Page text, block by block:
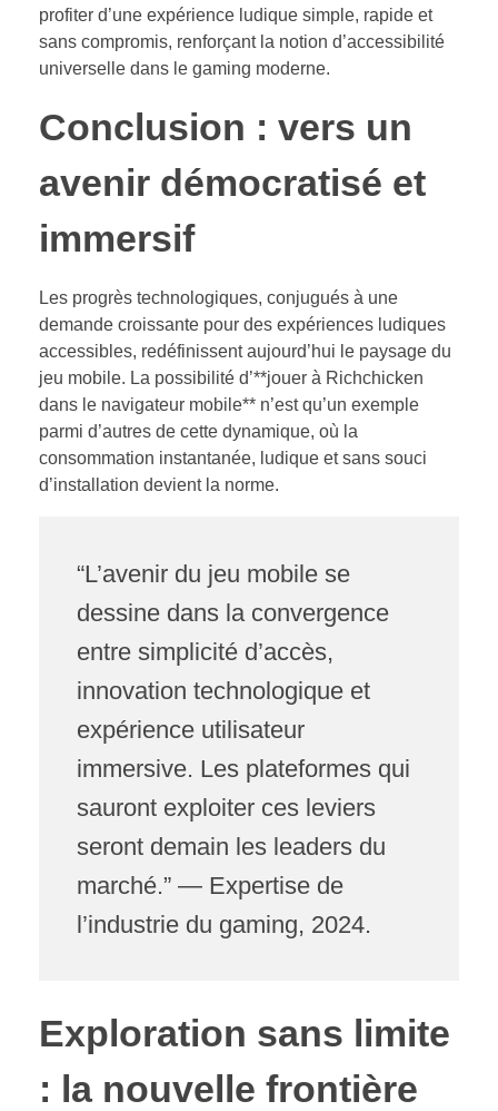
profiter d’une expérience ludique simple, rapide et
sans compromis, renforçant la notion d’accessibilité
universelle dans le gaming moderne.
Conclusion : vers un
avenir démocratisé et
immersif
Les progrès technologiques, conjugués à une
demande croissante pour des expériences ludiques
accessibles, redéfinissent aujourd’hui le paysage du
jeu mobile. La possibilité d’**jouer à Richchicken
dans le navigateur mobile** n’est qu’un exemple
parmi d’autres de cette dynamique, où la
consommation instantanée, ludique et sans souci
d’installation devient la norme.
“L’avenir du jeu mobile se
dessine dans la convergence
entre simplicité d’accès,
innovation technologique et
expérience utilisateur
immersive. Les plateformes qui
sauront exploiter ces leviers
seront demain les leaders du
marché.” — Expertise de
l’industrie du gaming, 2024.
Exploration sans limite
: la nouvelle frontière